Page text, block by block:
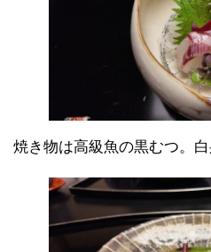
焼き物は高級魚の黒むつ。白